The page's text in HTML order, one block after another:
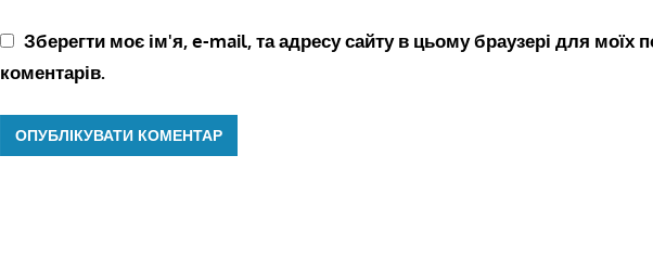
Зберегти моє ім'я, e-mail, та адресу сайту в цьому браузері для моїх
коментарів.